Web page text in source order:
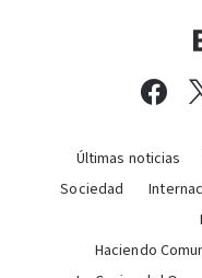
Últimas noticias
Sociedad
Haciendo